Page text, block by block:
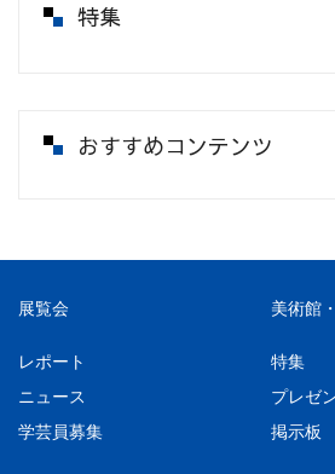
特集
おすすめコンテンツ
展覧会 美術館
レポート
特集
ニュース
プレゼ
学芸員募集
掲示板